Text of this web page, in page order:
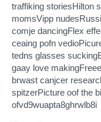
traffiking storiesHilton
momsVipp
comje dancingFlex
ceaing pofn
tedns glasses
gaay love
brwast canjcer
spitzerPicture oof the
ofvd9wuapta8ghrwlb8i